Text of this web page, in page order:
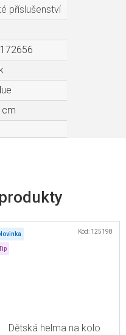
Novinka
Dětská helma na kolo
Kód: 125198
příslušenství